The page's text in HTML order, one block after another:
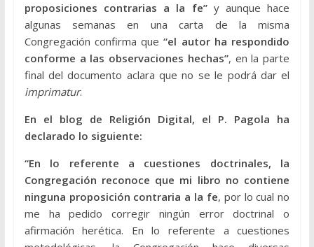
proposiciones contrarias a la fe”y aunque hace
algunas semanas en una carta de la misma
Congregación confirma que“el autor ha respondido
conforme a las observaciones hechas”, en la parte
final del documento aclara que no se le podrá dar el
imprimatur.
En el blog de Religión Digital, el P. Pagola ha
declarado lo siguiente:
“En lo referente a cuestiones doctrinales, la
Congregación reconoce que mi libro no contiene
ninguna proposición contraria a la fe, por lo cual no
me ha pedido corregir ningún error doctrinal o
afirmación herética. En lo referente a cuestiones